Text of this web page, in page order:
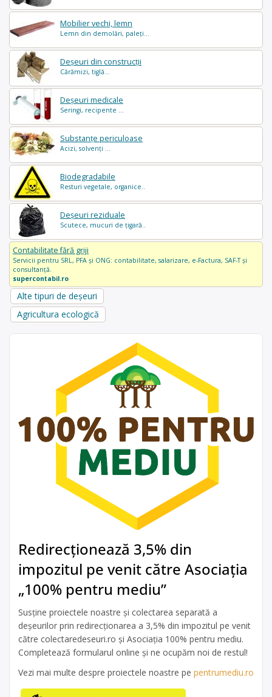
Mobilier vechi, lemn
Lemn din demolări, paleți...
Deșeuri din construcții
Cărămizi, tiglă...
Deșeuri medicale
Seringi, recipente ...
Substanțe periculoase
Acizi, solvenți ...
Biodegradabile
Resturi vegetale, organice..
Deșeuri reziduale
Scutece, mucuri de țigară..
Contabilitate fără griji
Servicii pentru SRL, PFA și ONG: contabilitate, salarizare, e-Factura, SAF-T și
consultanță.
supercontabil.ro
Alte tipuri de deșeuri
Agricultura ecologică
Redirecționează 3,5% din
impozitul pe venit către Asociația
„100% pentru mediu”
Susține proiectele noastre și colectarea separată a
deșeurilor prin redirecționarea a 3,5% din impozitul pe venit
către colectaredeseuri.ro și Asociația 100% pentru mediu.
Completează formularul online și ne ocupăm noi de restul!
Vezi mai multe despre proiectele noastre pe pentrumediu.ro